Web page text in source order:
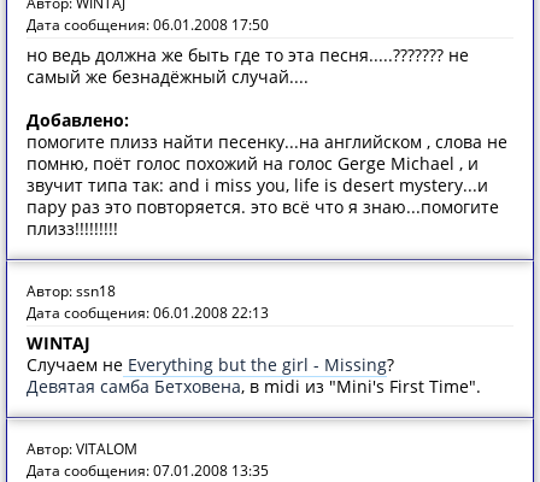
Дата сообщения: 06.01.2008 17:50
но ведь должна же быть где то эта песня.....??????? не
самый же безнадёжный случай....
Добавлено:
помогите плизз найти песенку...на английском , слова не
помню, поёт голос похожий на голос Gerge Michael , и
звучит типа так: and i miss you, life is desert mystery...и
пару раз это повторяется. это всё что я знаю...помогите
плизз!!!!!!!!!
Автор: ssn18
Дата сообщения: 06.01.2008 22:13
WINTAJ
Случаем нe Everything but the girl - Missing?
Девятая самба Бетховена, в midi из "Mini's First Time".
Автор: VITALOM
Дата сообщения: 07.01.2008 13:35